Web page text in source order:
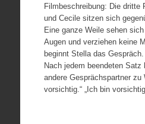
Filmbeschreibung: Die dritte
und Cecile sitzen sich
Eine ganze Weile sehen
Augen und verziehen keine
beginnt Stella das
Nach jedem beendeten Satz
andere Gesprächspartner zu
vorsichtig.“ „Ich bin